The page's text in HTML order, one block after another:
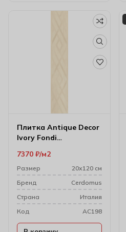
Плитка Antique Decor
Ivory Fondi
20х120 см
7370 ₽ м2
Размер
20х120 см
Бренд
Cerdomus
Cтрана
Италия
Код
AC198